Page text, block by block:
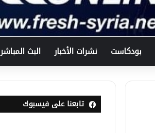
بودكاست نشرات الأخبار البث المباشر
تابعنا على فيسبوك